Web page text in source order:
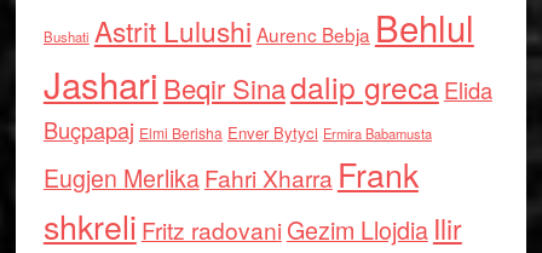
Bushati Astrit Lulushi Aurenc Bebja Behlul
Jashari Beqir Sinadalip grecaElida
Buçpapaj Elmi Berisha Enver Bytyci Ermira Babamusta
Eugjen MerlikaFahri Xharra Frank
shkreli Fritz radovaniGezim Llojdia Ilir